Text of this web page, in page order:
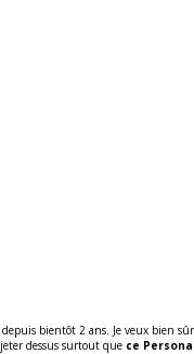
bientôt 2 ans. Je veux bien
dessus surtout que ce